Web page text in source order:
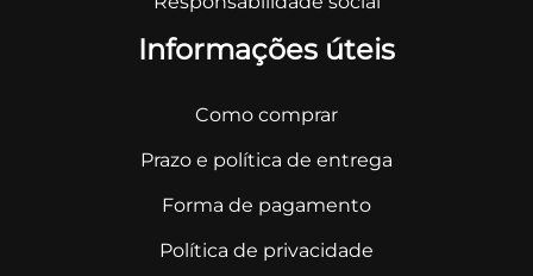
Informações úteis
Como comprar
Prazo e política de entrega
Forma de pagamento
Política de privacidade